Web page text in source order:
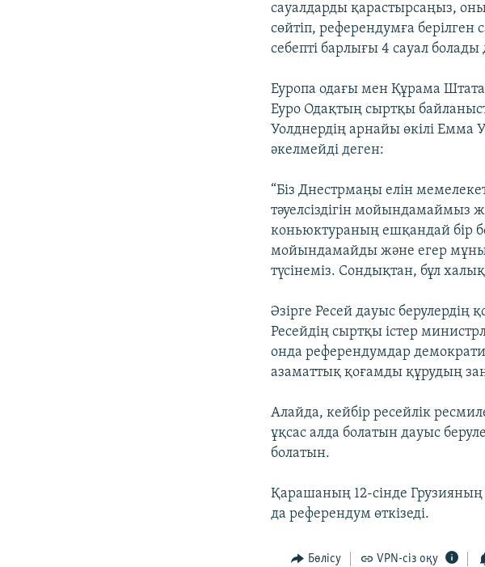
сауалдарды қарастырсаңыз,
сөйтіп, референдумға берілген
себепті барлығы 4 сауал
Еуропа одағы мен Құрама
Еуро Одақтың сыртқы
Уолднердің арнайы өкілі Емма
әкелмейді деген:
“Біз Днестрмаңы елін
тәуелсіздігін мойындамаймыз
коньюктураның ешқандай бір
мойындамайды және егер
түсінеміз. Сондықтан, бұл
Әзірге Ресей дауыс
Ресейдің сыртқы істер
онда референдумдар
азаматтық қоғамды құрудың
Алайда, кейбір ресейлік
ұқсас алда болатын дауыс
болатын.
Қарашаның 12-сінде Грузияның
да референдум өткізеді.
Бөлісу VPN-сіз оқу